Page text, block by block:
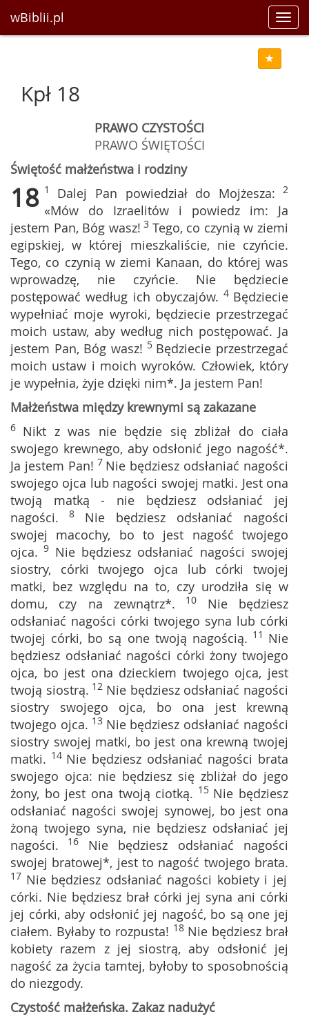
wBiblii.pl
Kpł 18
PRAWO CZYSTOŚCI
PRAWO ŚWIĘTOŚCI
Świętość małżeństwa i rodziny
18 1 Dalej Pan powiedział do Mojżesza: 2
«Mów do Izraelitów i powiedz im: Ja
jestem Pan, Bóg wasz! 3 Tego, co czynią w ziemi
egipskiej, w której mieszkaliście, nie czyńcie.
Tego, co czynią w ziemi Kanaan, do której was
wprowadzę, nie czyńcie. Nie będziecie
postępować według ich obyczajów. 4 Będziecie
wypełniać moje wyroki, będziecie przestrzegać
moich ustaw, aby według nich postępować. Ja
jestem Pan, Bóg wasz! 5 Będziecie przestrzegać
moich ustaw i moich wyroków. Człowiek, który
je wypełnia, żyje dzięki nim*. Ja jestem Pan!
Małżeństwa między krewnymi są zakazane
6 Nikt z was nie będzie się zbliżał do ciała
swojego krewnego, aby odsłonić jego nagość*.
Ja jestem Pan! 7 Nie będziesz odsłaniać nagości
swojego ojca lub nagości swojej matki. Jest ona
twoją matką - nie będziesz odsłaniać jej
nagości. 8 Nie będziesz odsłaniać nagości
swojej macochy, bo to jest nagość twojego
ojca. 9 Nie będziesz odsłaniać nagości swojej
siostry, córki twojego ojca lub córki twojej
matki, bez względu na to, czy urodziła się w
domu, czy na zewnątrz*. 10 Nie będziesz
odsłaniać nagości córki twojego syna lub córki
twojej córki, bo są one twoją nagością. 11 Nie
będziesz odsłaniać nagości córki żony twojego
ojca, bo jest ona dzieckiem twojego ojca, jest
twoją siostrą. 12 Nie będziesz odsłaniać nagości
siostry swojego ojca, bo ona jest krewną
twojego ojca. 13 Nie będziesz odsłaniać nagości
siostry swojej matki, bo jest ona krewną twojej
matki. 14 Nie będziesz odsłaniać nagości brata
swojego ojca: nie będziesz się zbliżał do jego
żony, bo jest ona twoją ciotką. 15 Nie będziesz
odsłaniać nagości swojej synowej, bo jest ona
żoną twojego syna, nie będziesz odsłaniać jej
nagości. 16 Nie będziesz odsłaniać nagości
swojej bratowej*, jest to nagość twojego brata.
17 Nie będziesz odsłaniać nagości kobiety i jej
córki. Nie będziesz brał córki jej syna ani córki
jej córki, aby odsłonić jej nagość, bo są one jej
ciałem. Byłaby to rozpusta! 18 Nie będziesz brał
kobiety razem z jej siostrą, aby odsłonić jej
nagość za życia tamtej, byłoby to sposobnością
do niezgody.
Czystość małżeńska. Zakaz nadużyć